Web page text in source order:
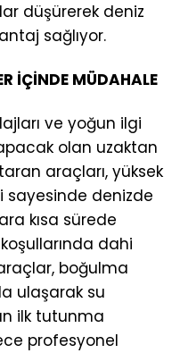
düşürerek deniz
sağlıyor.
İÇİNDE MÜDAHALE
ve yoğun ilgi
olan uzaktan
araçları, yüksek
sayesinde denizde
kısa sürede
dahi
boğulma
ulaşarak su
ilk tutunma
profesyonel